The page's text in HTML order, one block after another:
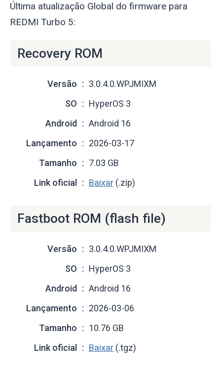
Última atualização Global do firmware para
REDMI Turbo 5:
Recovery ROM
Versão
3.0.4.0.WPJMIXM
SO
HyperOS 3
Android
Android 16
Lançamento
2026-03-17
Tamanho
7.03 GB
Link oficial
Baixar (.zip)
Fastboot ROM (flash file)
Versão
3.0.4.0.WPJMIXM
SO
HyperOS 3
Android
Android 16
Lançamento
2026-03-06
Tamanho
10.76 GB
Link oficial
Baixar (.tgz)